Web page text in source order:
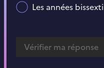
Les années